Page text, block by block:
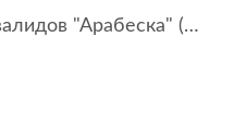
Кресло-коляска для инвалидов "Арабеска" (ширина сидения 48-50 см)